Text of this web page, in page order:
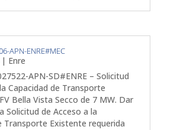
APN-ENRE#MEC
| Enre
APN-SD#ENRE – Solicitud
Capacidad de Transporte
Bella Vista Secco de 7 MW. Dar
Solicitud de Acceso a la
Transporte Existente requerida